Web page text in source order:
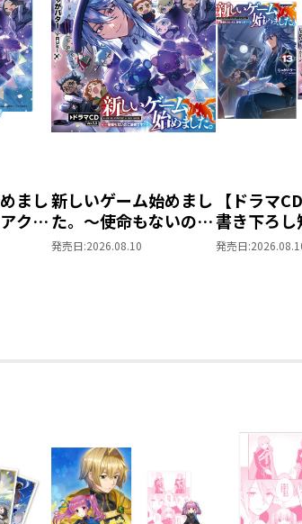
4巻＋TOブックスオンライン
ログラムイラストカード全7
本・ソフトカバー
ックス
清史
まし
クリ
新しいゲーム始めまし
た。～使命もないのに
最強です？～ドラマ
発売日:2026.08.10
【ドラマ
書き下ろ
新しいゲー
発売日: